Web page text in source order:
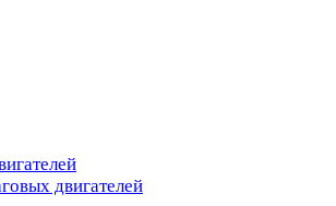
двигателей